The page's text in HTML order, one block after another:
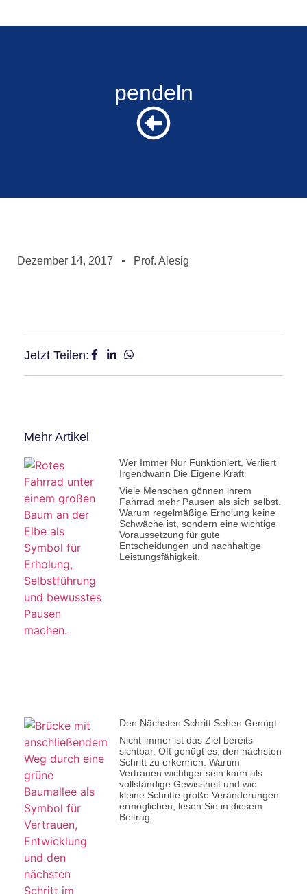
pendeln
Dezember 14, 2017 Prof. Alesig
Jetzt Teilen:
Mehr Artikel
Wer Immer Nur Funktioniert, Verliert
Irgendwann Die Eigene Kraft
Viele Menschen gönnen ihrem
Fahrrad mehr Pausen als sich selbst.
Warum regelmäßige Erholung keine
Schwäche ist, sondern eine wichtige
Voraussetzung für gute
Entscheidungen und nachhaltige
Leistungsfähigkeit.
Den Nächsten Schritt Sehen Genügt
Nicht immer ist das Ziel bereits
sichtbar. Oft genügt es, den nächsten
Schritt zu erkennen. Warum
Vertrauen wichtiger sein kann als
vollständige Gewissheit und wie
kleine Schritte große Veränderungen
ermöglichen, lesen Sie in diesem
Beitrag.